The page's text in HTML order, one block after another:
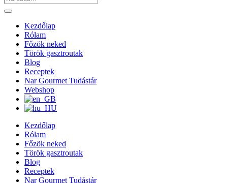
Kezdőlap
Rólam
Főzök neked
Török gasztroutak
Blog
Receptek
Nar Gourmet Tudástár
Webshop
Kezdőlap
Rólam
Főzök neked
Török gasztroutak
Blog
Receptek
Nar Gourmet Tudástár